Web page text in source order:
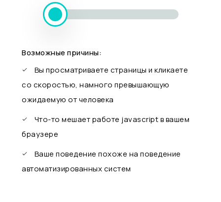
Возможные причины:
Вы просматриваете страницы и кликаете
со скоростью, намного превышающую
ожидаемую от человека
Что-то мешает работе javascript в вашем
браузере
Ваше поведение похоже на поведение
автоматизированных систем